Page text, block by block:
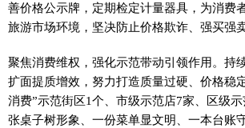
善价格公示牌，定期检定计量器具，为消费
旅游市场环境，坚决防止价格欺诈、强买强
聚焦消费维权，强化示范带动引领作用。持
扩面提质增效，努力打造质量过硬、价格稳
消费”示范街区1个、市级示范店7家、区级
张桌子树形象、一份菜单显文明、一本台账